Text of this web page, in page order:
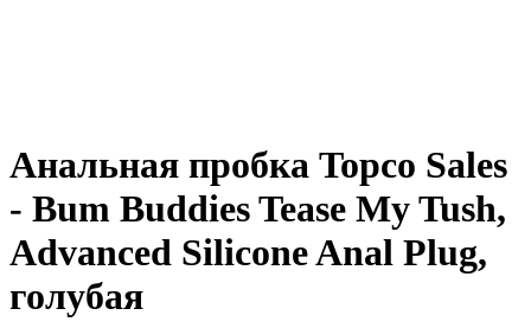
Анальная пробка Topco Sales
- Bum Buddies Tease My Tush,
Advanced Silicone Anal Plug,
голубая